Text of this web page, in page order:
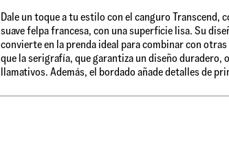
Dale un toque a tu estilo con el canguro Transcend,
suave felpa francesa, con una superficie lisa. Su
convierte en la prenda ideal para combinar con
que la serigrafía, que garantiza un diseño duradero,
llamativos. Además, el bordado añade detalles de